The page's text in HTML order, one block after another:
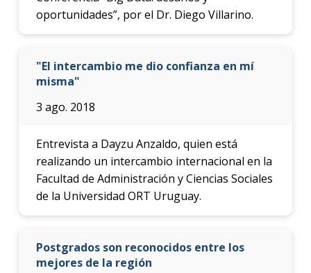
oportunidades”, por el Dr. Diego Villarino.
"El intercambio me dio confianza en mí
misma"
3 ago. 2018
Entrevista a Dayzu Anzaldo, quien está
realizando un intercambio internacional en la
Facultad de Administración y Ciencias Sociales
de la Universidad ORT Uruguay.
Postgrados son reconocidos entre los
mejores de la región